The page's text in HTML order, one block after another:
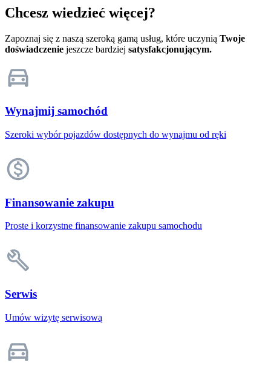
Chcesz wiedzieć więcej?
Zapoznaj się z naszą szeroką gamą usług, które uczynią Twoje
doświadczenie jeszcze bardziej satysfakcjonującym.
Wynajmij samochód
Szeroki wybór pojazdów dostępnych do wynajmu od ręki
Finansowanie zakupu
Proste i korzystne finansowanie zakupu samochodu
Serwis
Umów wizytę serwisową